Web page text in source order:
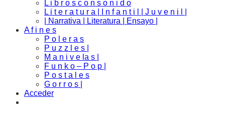
L i b r o s c o n s o n i d o
L i t e r a t u r a | I n f a n t i l | J u v e n i l |
| Narrativa | Literatura | Ensayo |
A f i n e s
P o l e r a s
P u z z l e s |
M a n i v e la s |
F u n k o – P o p |
P o s t a l e s
G o r r o s |
Acceder